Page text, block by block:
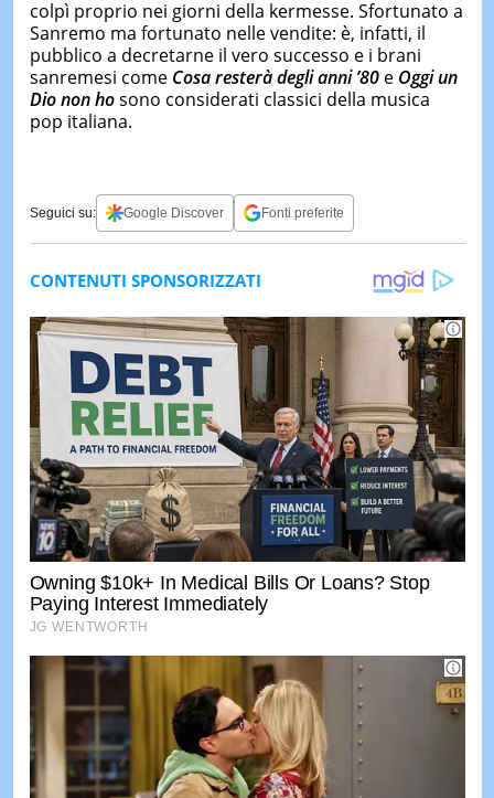
colpì proprio nei giorni della kermesse. Sfortunato a
Sanremo ma fortunato nelle vendite: è, infatti, il
pubblico a decretarne il vero successo e i brani
sanremesi come Cosa resterà degli anni ’80e Oggi un
Dio non hosono considerati classici della musica
pop italiana.
Seguici su: Google Discover Fonti preferite